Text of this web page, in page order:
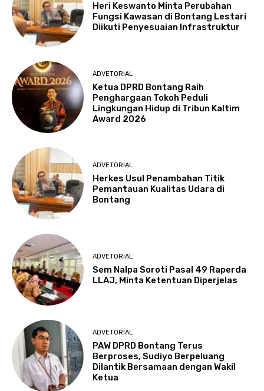
Heri Keswanto Minta Perubahan
Fungsi Kawasan di Bontang Lestari
Diikuti Penyesuaian Infrastruktur
ADVETORIAL
Ketua DPRD Bontang Raih
Penghargaan Tokoh Peduli
Lingkungan Hidup di Tribun Kaltim
Award 2026
ADVETORIAL
Herkes Usul Penambahan Titik
Pemantauan Kualitas Udara di
Bontang
ADVETORIAL
Sem Nalpa Soroti Pasal 49 Raperda
LLAJ, Minta Ketentuan Diperjelas
ADVETORIAL
PAW DPRD Bontang Terus
Berproses, Sudiyo Berpeluang
Dilantik Bersamaan dengan Wakil
Ketua